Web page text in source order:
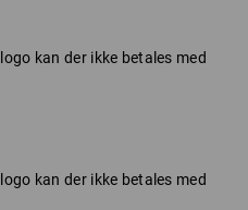
kan der ikke betales med
kan der ikke betales med